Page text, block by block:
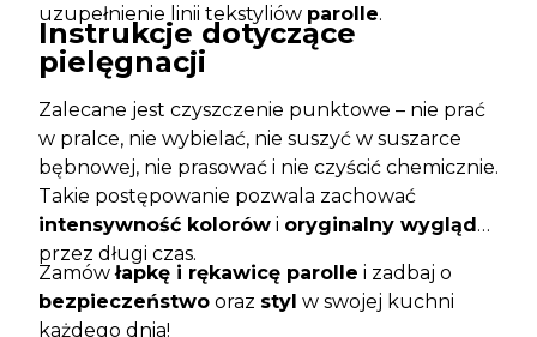
uzupełnienie linii tekstyliów parolle.
Instrukcje dotyczące
pielęgnacji
Zalecane jest czyszczenie punktowe – nie prać
w pralce, nie wybielać, nie suszyć w suszarce
bębnowej, nie prasować i nie czyścić chemicznie.
Takie postępowanie pozwala zachować
intensywność kolorów i oryginalny wygląd
przez długi czas.
Zamówłapkę i rękawicę parolle i zadbaj o
bezpieczeństwo oraz styl w swojej kuchni
każdego dnia!